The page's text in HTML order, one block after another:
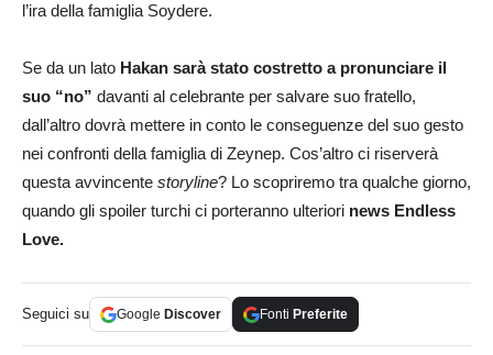
l’ira della famiglia Soydere.
Se da un lato Hakan sarà stato costretto a pronunciare il
suo “no” davanti al celebrante per salvare suo fratello,
dall’altro dovrà mettere in conto le conseguenze del suo gesto
nei confronti della famiglia di Zeynep. Cos’altro ci riserverà
questa avvincente storyline? Lo scopriremo tra qualche giorno,
quando gli spoiler turchi ci porteranno ulteriori news Endless
Love.
Seguici su Google Discover Fonti Preferite